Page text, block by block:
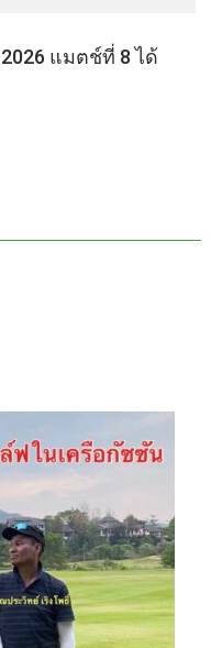
2026 แมตช์ที่ 8 ได้